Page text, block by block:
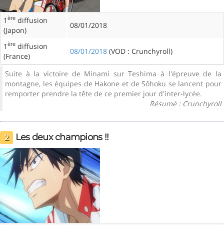
1 ère diffusion
(Japon)
08/01/2018
1 ère diffusion
(France)
08/01/2018 (VOD : Crunchyroll)
Suite à la victoire de Minami sur Teshima à l'épreuve de la
montagne, les équipes de Hakone et de Sôhoku se lancent pour
remporter prendre la tête de ce premier jour d'inter-lycée.
Résumé : Crunchyroll
2 Les deux champions !!